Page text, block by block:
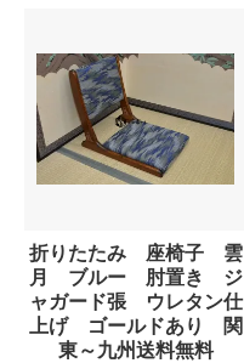
折りたたみ 座椅子 雲
月 ブルー 肘置き ジ
ャガード張 ウレタン仕
上げ ゴールドあり 関
東～九州送料無料